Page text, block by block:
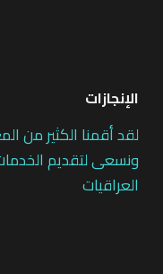
الإنجازات
لقد أقمنا الكثير من
ونسعى لتقديم الخدمات
العراقيات